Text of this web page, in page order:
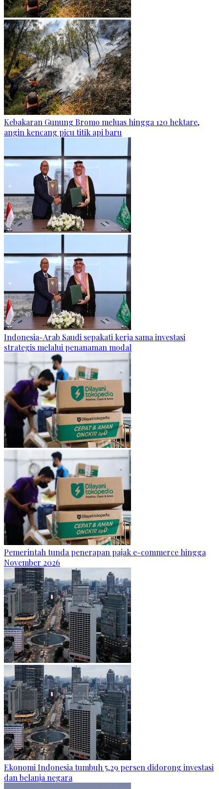
Kebakaran Gunung Bromo meluas hingga 120 hektare,
angin kencang picu titik api baru
Indonesia-Arab Saudi sepakati kerja sama investasi
strategis melalui penanaman modal
Pemerintah tunda penerapan pajak e-commerce hingga
November 2026
Ekonomi Indonesia tumbuh 5,29 persen didorong investasi
dan belanja negara